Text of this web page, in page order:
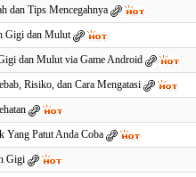
dan Tips Mencegahnya
Gigi dan Mulut
dan Mulut via Game Android
Risiko, dan Cara Mengatasi
Yang Patut Anda Coba
Gigi